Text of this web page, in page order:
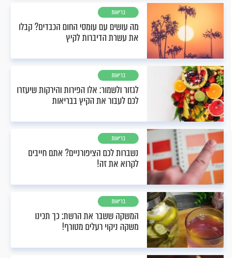
בריאות
מה עושים עם עומסי החום הכבדים? קבלו
את עשרת הדיברות לקיץ
בריאות
לגזור ולשמור: אלו הפירות והירקות שיעזרו
לכם לעבור את הקיץ בבריאות
בריאות
נשברות לכם הציפורניים? אתם חייבים
לקרוא את זה!
בריאות
המשקה ששבר את הרשת: כך תכינו
משקה ניקוי רעלים מטורף!